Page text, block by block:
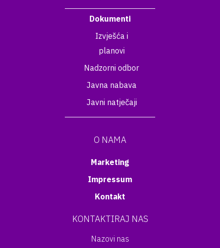
Dokumenti
Izvješća i
planovi
Nadzorni odbor
Javna nabava
Javni natječaji
O NAMA
Marketing
Impressum
Kontakt
KONTAKTIRAJ NAS
Nazovi nas